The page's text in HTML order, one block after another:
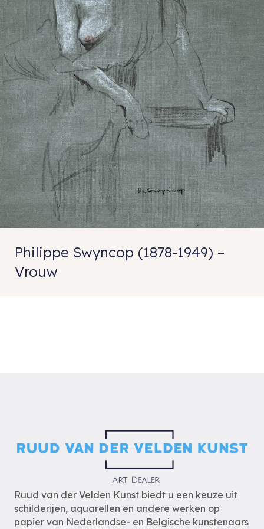
Philippe Swyncop (1878-1949) –
Vrouw
Ruud van der Velden Kunst biedt u een keuze uit
schilderijen, aquarellen en andere werken op
papier van Nederlandse- en Belgische kunstenaars